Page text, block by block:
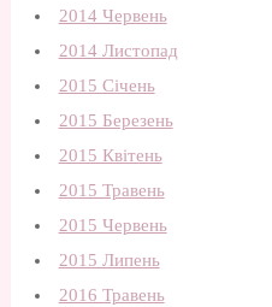
2014 Червень
2014 Листопад
2015 Січень
2015 Березень
2015 Квітень
2015 Травень
2015 Червень
2015 Липень
2016 Травень